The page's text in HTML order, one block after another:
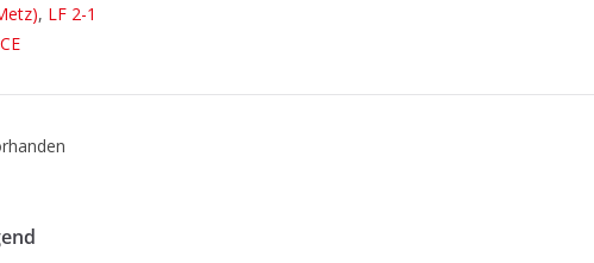
, LF 2-1